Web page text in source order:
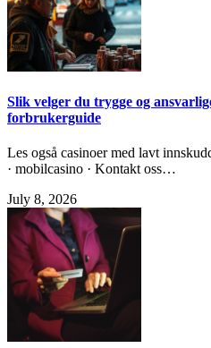
Slik velger du trygge og
forbrukerguide
Les også casinoer med lavt
· mobilcasino · Kontakt oss…
July 8, 2026